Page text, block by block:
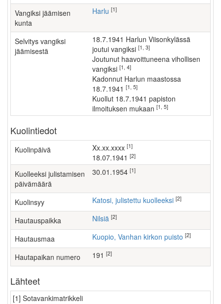
Vangiksi jäämisen
kunta
Harlu [1]
Selvitys vangiksi
jäämisestä
18.7.1941 Harlun Viisonkylässä
joutui vangiksi [1, 3]
joutunut haavoittuneena vihollisen
vangiksi [1, 4]
kadonnut Harlun maastossa
18.7.1941 [1, 5]
kuollut 18.7.1941 papiston
ilmoituksen mukaan [1, 5]
Kuolintiedot
Kuolinpäivä xx.xx.xxxx [1]
18.07.1941 [2]
Kuolleeksi julistamisen
päivämäärä
30.01.1954 [1]
Kuolinsyy Katosi, julistettu kuolleeksi [2]
Hautauspaikka Nilsiä [2]
Hautausmaa Kuopio, Vanhan kirkon puisto [2]
Hautapaikan numero 191 [2]
Lähteet
[1] Sotavankimatrikkeli